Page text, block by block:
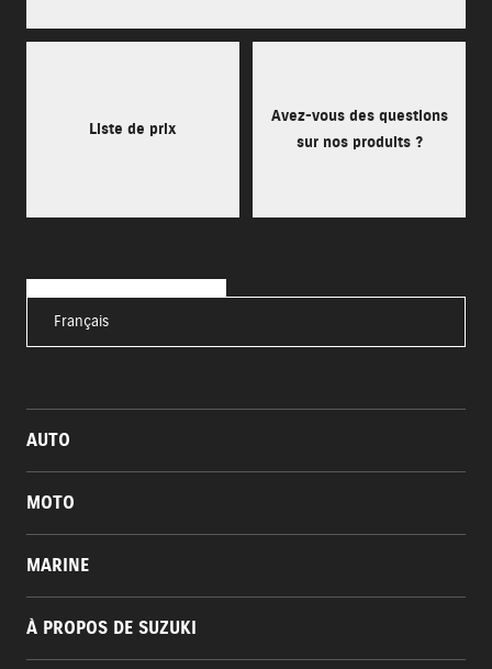
Liste de prix
Avez-vous des questions
sur nos produits ?
Français
AUTO
MOTO
MARINE
À PROPOS DE SUZUKI